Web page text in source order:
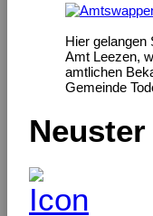
Hier gelangen
Amt Leezen,
amtlichen
Gemeinde